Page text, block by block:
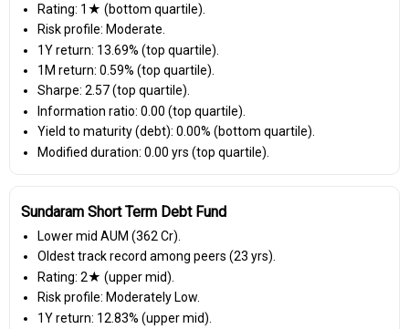
Rating: 1★ (bottom quartile).
Risk profile: Moderate.
1Y return: 13.69% (top quartile).
1M return: 0.59% (top quartile).
Sharpe: 2.57 (top quartile).
Information ratio: 0.00 (top quartile).
Yield to maturity (debt): 0.00% (bottom quartile).
Modified duration: 0.00 yrs (top quartile).
Sundaram Short Term Debt Fund
Lower mid AUM (₹362 Cr).
Oldest track record among peers (23 yrs).
Rating: 2★ (upper mid).
Risk profile: Moderately Low.
1Y return: 12.83% (upper mid).